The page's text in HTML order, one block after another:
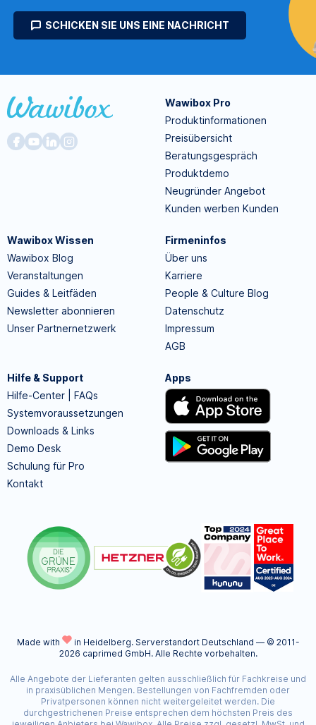
SCHICKEN SIE UNS EINE NACHRICHT
Wawibox Pro
Produktinformationen
Preisübersicht
Beratungsgespräch
Produktdemo
Neugründer Angebot
Kunden werben Kunden
Wawibox Wissen
Wawibox Blog
Veranstaltungen
Guides & Leitfäden
Newsletter abonnieren
Unser Partnernetzwerk
Firmeninfos
Über uns
Karriere
People & Culture Blog
Datenschutz
Impressum
AGB
Hilfe & Support
Hilfe-Center | FAQs
Systemvoraussetzungen
Downloads & Links
Demo Desk
Schulung für Pro
Kontakt
Apps
Made with in Heidelberg. Serverstandort Deutschland — © 2011-
2026 caprimed GmbH. Alle Rechte vorbehalten.
Alle Angebote der Lieferanten gelten ausschließlich für Fachkreise und
in praxisüblichen Mengen. Bestellungen von Fachfremden oder
Privatpersonen können nicht weitergeleitet werden. Die
durchgestrichenen Preise entsprechen dem höchsten Preis des